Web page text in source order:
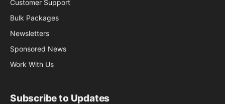
Customer Support
Bulk Packages
Newsletters
Sponsored News
Work With Us
Subscribe to Updates